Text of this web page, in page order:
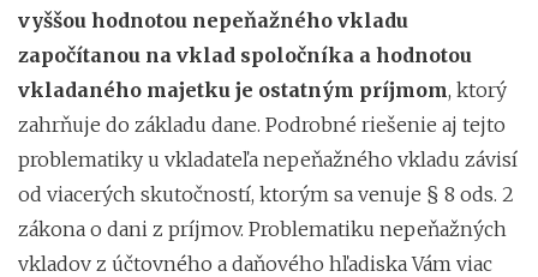
vyššou hodnotou nepeňažného vkladu
započítanou na vklad spoločníka a hodnotou
vkladaného majetku je ostatným príjmom, ktorý
zahrňuje do základu dane. Podrobné riešenie aj tejto
problematiky u vkladateľa nepeňažného vkladu závisí
od viacerých skutočností, ktorým sa venuje § 8 ods. 2
zákona o dani z príjmov. Problematiku nepeňažných
vkladov z účtovného a daňového hľadiska Vám viac